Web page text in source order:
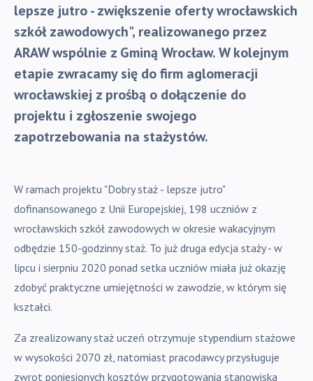
lepsze jutro - zwiększenie oferty wrocławskich
szkół zawodowych", realizowanego przez
ARAW wspólnie z Gminą Wrocław. W kolejnym
etapie zwracamy się do firm aglomeracji
wrocławskiej z prośbą o dołączenie do
projektu i zgłoszenie swojego
zapotrzebowania na stażystów.
W ramach projektu "Dobry staż - lepsze jutro"
dofinansowanego z Unii Europejskiej, 198 uczniów z
wrocławskich szkół zawodowych w okresie wakacyjnym
odbędzie 150-godzinny staż. To już druga edycja staży - w
lipcu i sierpniu 2020 ponad setka uczniów miała już okazję
zdobyć praktyczne umiejętności w zawodzie, w którym się
kształci.
Za zrealizowany staż uczeń otrzymuje stypendium stażowe
w wysokości 2070 zł, natomiast pracodawcy przysługuje
zwrot poniesionych kosztów przygotowania stanowiska